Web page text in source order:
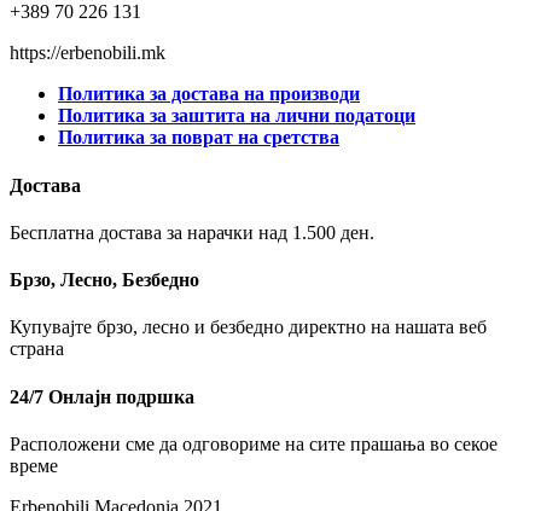
+389 70 226 131
https://erbenobili.mk
Политика за достава на производи
Политика за заштита на лични податоци
Политика за поврат на сретства
Достава
Бесплатна достава за нарачки над 1.500 ден.
Брзо, Лесно, Безбедно
Купувајте брзо, лесно и безбедно директно на нашата веб
страна
24/7 Онлајн подршка
Расположени сме да одговориме на сите прашања во секое
време
Erbenobili Macedonia 2021